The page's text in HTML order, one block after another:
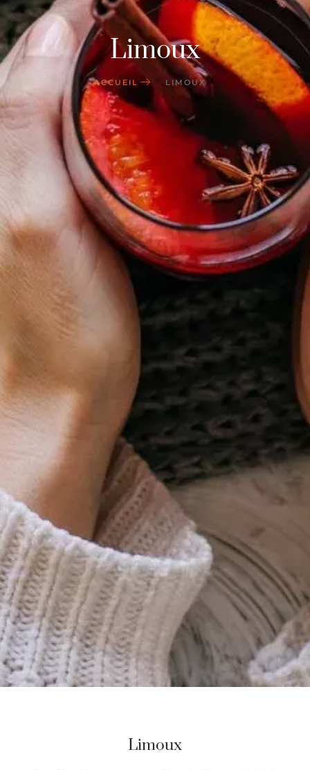
Limoux
ACCUEIL LIMOUX
Limoux